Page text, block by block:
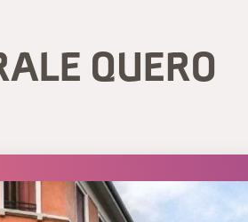
QUERO